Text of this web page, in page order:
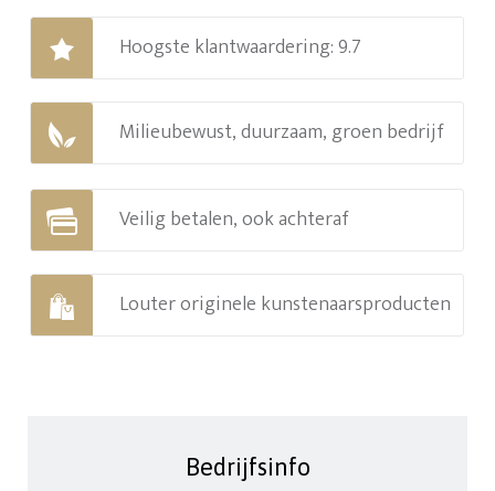
Hoogste klantwaardering: 9.7
Milieubewust, duurzaam, groen bedrijf
Veilig betalen, ook achteraf
Louter originele kunstenaarsproducten
Bedrijfsinfo